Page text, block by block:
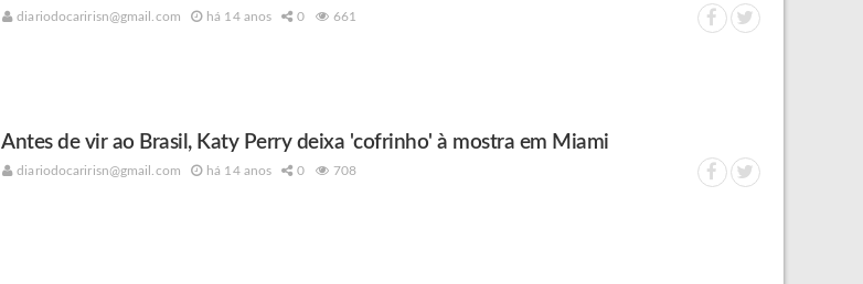
diariodocaririsn@gmail.com há 14 anos 0 661
Antes de vir ao Brasil, Katy Perry deixa 'cofrinho' à mostra em Miami
diariodocaririsn@gmail.com há 14 anos 0 708